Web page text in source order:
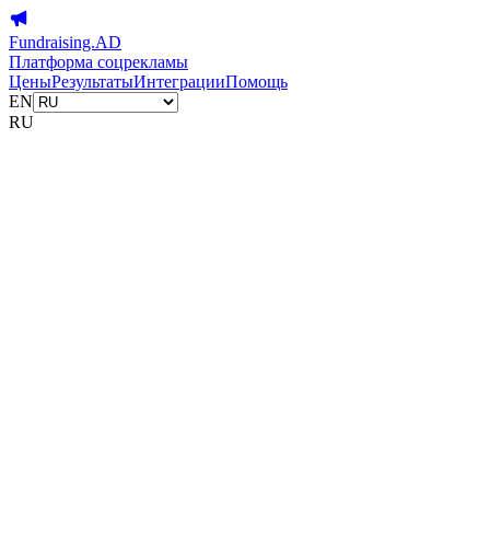
Fundraising.AD
Платформа соцрекламы
ЦеныРезультатыИнтеграцииПомощь
EN
RU